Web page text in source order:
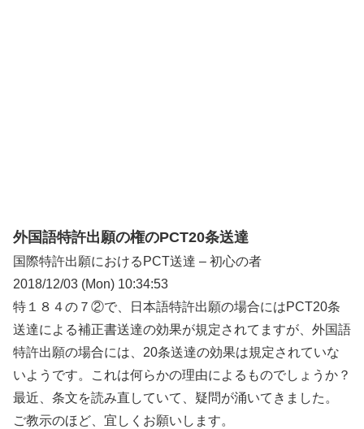
外国語特許出願の権のPCT20条送達
国際特許出願におけるPCT送達 – 初心の者
2018/12/03 (Mon) 10:34:53
特１８４の７②で、日本語特許出願の場合にはPCT20条
送達による補正書送達の効果が規定されてますが、外国語
特許出願の場合には、20条送達の効果は規定されていな
いようです。これは何らかの理由によるものでしょうか？
最近、条文を読み直していて、疑問が涌いてきました。
ご教示のほど、宜しくお願いします。